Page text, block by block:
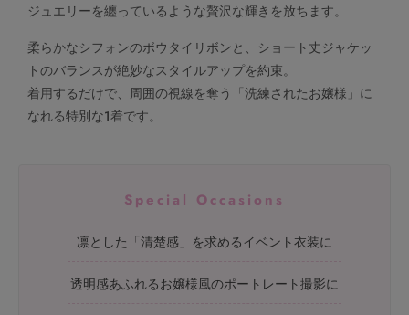
ジュエリーを纏っているような贅沢な輝きを放ちます。
柔らかなシフォンのボウタイリボンと、ショート丈ジャケッ
トのバランスが絶妙なスタイルアップを約束。
着用するだけで、周囲の視線を奪う「洗練されたお嬢様」に
なれる特別な1着です。
Special Occasions
凛とした「清楚感」を求めるイベント衣装に
透明感あふれるお嬢様風のポートレート撮影に